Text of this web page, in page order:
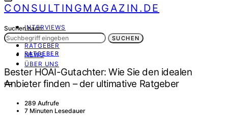
CONSULTINGMAGAZIN.DE
INTERVIEWS
PORTRÄT
RATGEBER
NEWS
ÜBER UNS
Suchen nach:
SUCHEN
RATGEBER
Bester HOAI-Gutachter: Wie Sie den idealen
Anbieter finden – der ultimative Ratgeber
289 Aufrufe
7 Minuten Lesedauer